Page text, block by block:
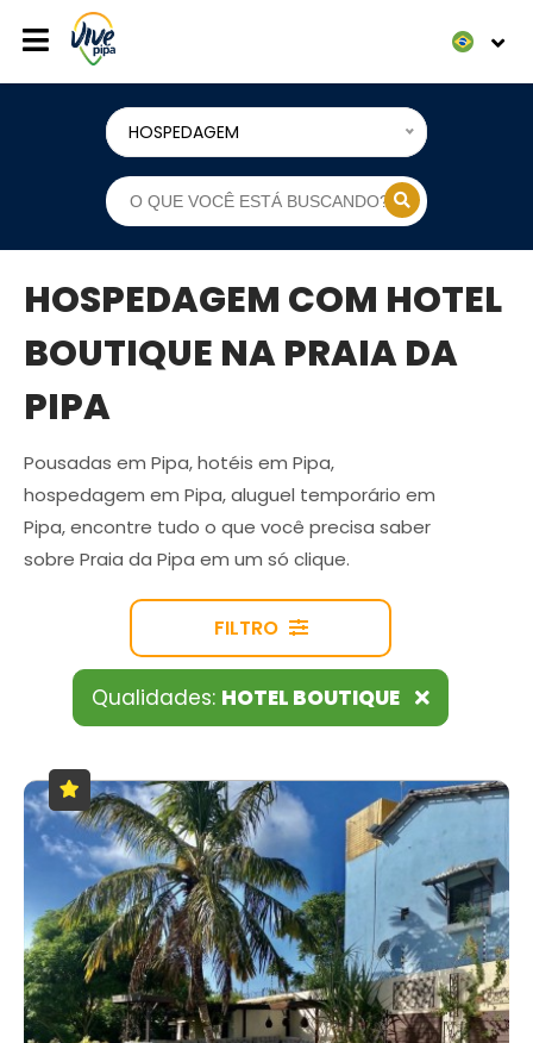
HOSPEDAGEM
HOSPEDAGEM COM HOTEL
BOUTIQUE NA PRAIA DA
PIPA
Pousadas em Pipa, hotéis em Pipa,
hospedagem em Pipa, aluguel temporário em
Pipa, encontre tudo o que você precisa saber
sobre Praia da Pipa em um só clique.
FILTRO
Qualidades: HOTEL BOUTIQUE